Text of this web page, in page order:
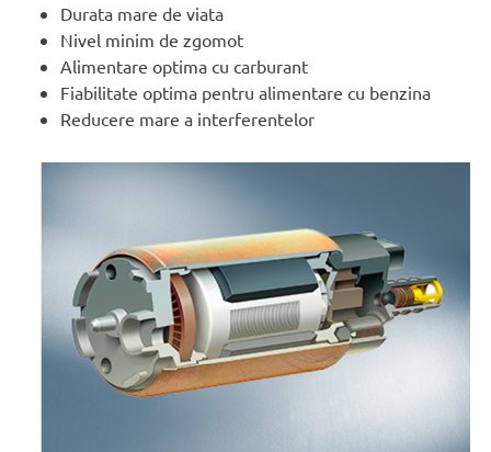
Durata mare de viata
Nivel minim de zgomot
Alimentare optima cu carburant
Fiabilitate optima pentru alimentare cu benzina
Reducere mare a interferentelor